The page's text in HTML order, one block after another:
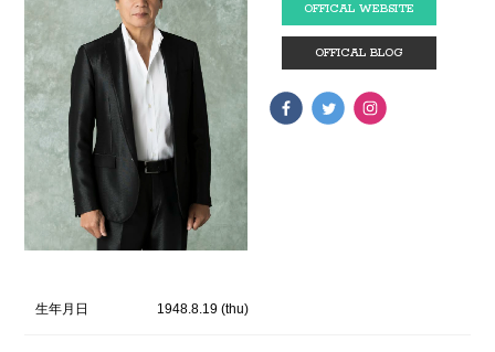
OFFICAL WEBSITE
OFFICAL BLOG
生年月日 1948.8.19 (thu)